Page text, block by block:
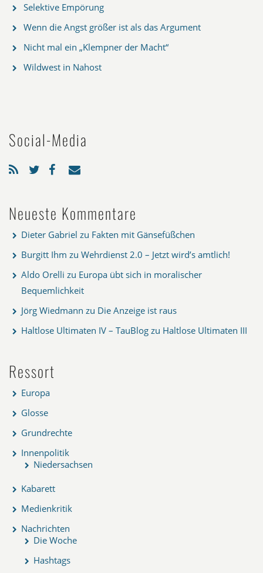
Selektive Empörung
Wenn die Angst größer ist als das Argument
Nicht mal ein „Klempner der Macht“
Wildwest in Nahost
Social-Media
Neueste Kommentare
Dieter Gabriel zu Fakten mit Gänsefüßchen
Burgitt Ihm zu Wehrdienst 2.0 – Jetzt wird’s amtlich!
Aldo Orelli zu Europa übt sich in moralischer
Bequemlichkeit
Jörg Wiedmann zu Die Anzeige ist raus
Haltlose Ultimaten IV – TauBlog zu Haltlose Ultimaten III
Ressort
Europa
Glosse
Grundrechte
Innenpolitik
Niedersachsen
Kabarett
Medienkritik
Nachrichten
Die Woche
Hashtags